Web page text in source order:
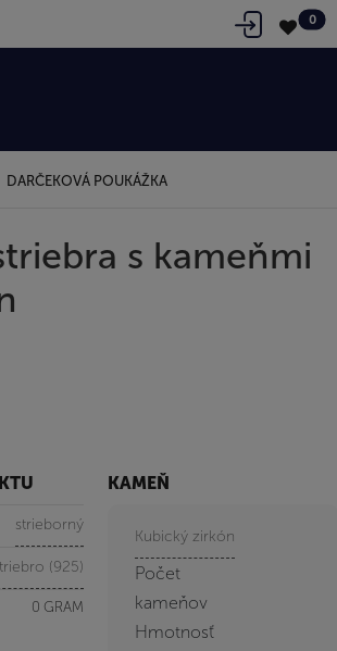
0
DARČEKOVÁ POUKÁŽKA
s kameňmi
strieborný
(925)
0 GRAM
KAMEŇ
Kubický zirkón
Počet
kameňov
Hmotnosť